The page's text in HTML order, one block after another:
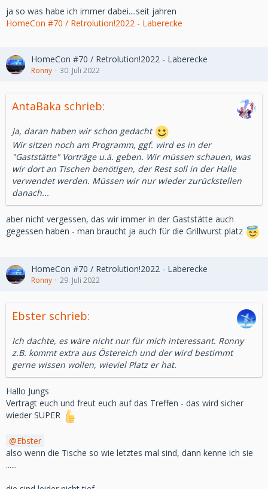
ja so was habe ich immer dabei....seit jahren
HomeCon #70 / Retrolution!2022 - Laberecke
HomeCon #70 / Retrolution!2022 - Laberecke
Ronny 30. Juli 2022
AntaBaka schrieb:
Ja, daran haben wir schon gedacht
Wir sitzen noch am Programm, ggf. wird es in der
"Gaststätte" Vorträge u.ä. geben. Wir müssen schauen, was
wir dort an Tischen benötigen, der Rest soll in der Halle
verwendet werden. Müssen wir nur wieder zurückstellen
danach...
aber nicht vergessen, das wir immer in der Gaststätte auch
gegessen haben - man braucht ja auch für die Grillwurst platz
HomeCon #70 / Retrolution!2022 - Laberecke
Ronny 29. Juli 2022
Ebster schrieb:
Ich dachte, es wäre nicht nur für mich interessant. Ronny
z.B. kommt extra aus Östereich und der wird bestimmt
gerne wissen wollen, wieviel Platz er hat.
Hallo Jungs
Vertragt euch und freut euch auf das Treffen - das wird sicher
wieder SUPER
Ebster
also wenn die Tische so wie letztes mal sind, dann kenne ich sie
......